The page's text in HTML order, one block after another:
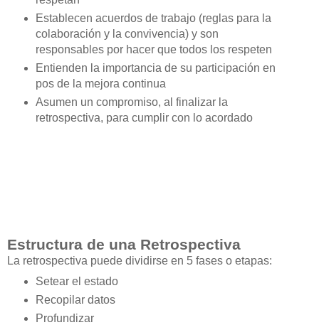
Establecen acuerdos de trabajo (reglas para la
colaboración y la convivencia) y son
responsables por hacer que todos los respeten
Entienden la importancia de su participación en
pos de la mejora continua
Asumen un compromiso, al finalizar la
retrospectiva, para cumplir con lo acordado
Estructura de una Retrospectiva
La retrospectiva puede dividirse en 5 fases o etapas:
Setear el estado
Recopilar datos
Profundizar